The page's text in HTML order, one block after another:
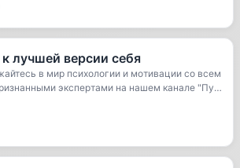
лучшей версии себя
в мир психологии и мотивации со всем
экспертами на нашем канале "Пу